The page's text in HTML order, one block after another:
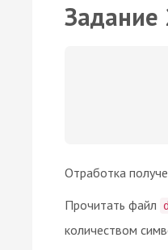
Задание
Отработка
Прочитать файл
количеством